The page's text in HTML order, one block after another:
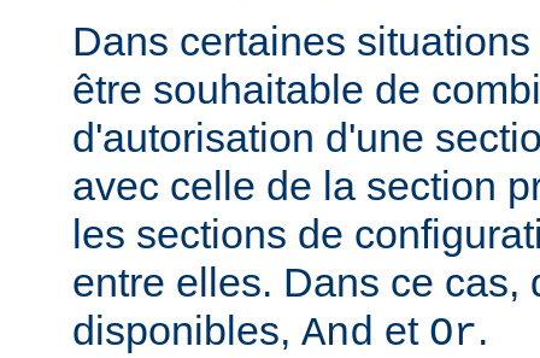
Dans certaines
être souhaitable de
d'autorisation d'une
avec celle de la section
les sections de
entre elles. Dans ce cas,
disponibles, And et Or.